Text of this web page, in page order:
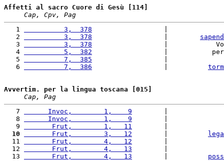
Affetti al sacro Cuore di Gesù [114]
Cap, Cpv, Pag
   1
          3,  378
   2
          3,  378
   3
          3,  378
|
   4
          5,  382
|
   5
          7,  385
   6
          7,  386
Avvertim. per la lingua toscana [015]
Cap, Pag
   7
      Invoc,        1,    9
   8
      Invoc,        1,    9
   9
       Frut,        1,   11
  10
       Frut,        3,   12
  11
       Frut,        4,   12
  12
       Frut,        4,   13
  13
       Frut,        4,   13